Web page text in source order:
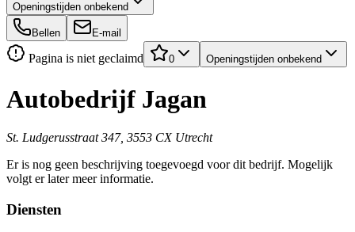
Openingstijden onbekend
Bellen E-mail
Pagina is niet geclaimd 0 Openingstijden onbekend
Autobedrijf Jagan
St. Ludgerusstraat 347, 3553 CX Utrecht
Er is nog geen beschrijving toegevoegd voor dit bedrijf. Mogelijk
volgt er later meer informatie.
Diensten